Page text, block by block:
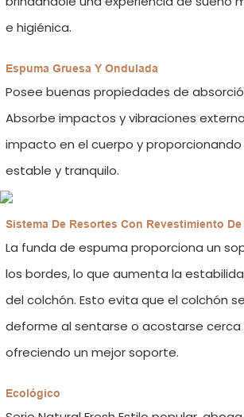
e higiénica.
Espuma Gruesa Y Ondulada
Posee buenas propiedades de
Absorbe impactos y vibraciones
impacto en el cuerpo y
estable y tranquilo.
Sistema De Resortes Con Revestimiento De
La funda de espuma proporciona un
los bordes, lo que aumenta la
del colchón. Esto evita que el colchón
deforme al sentarse o acostarse cerca
ofreciendo un mejor soporte.
Ecológico